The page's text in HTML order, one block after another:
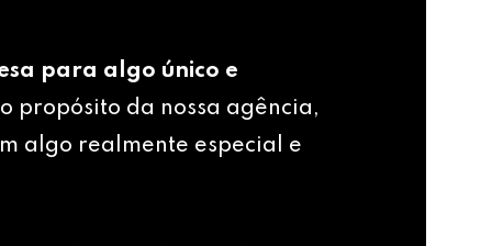
para algo único e
o propósito da nossa agência,
algo realmente especial e